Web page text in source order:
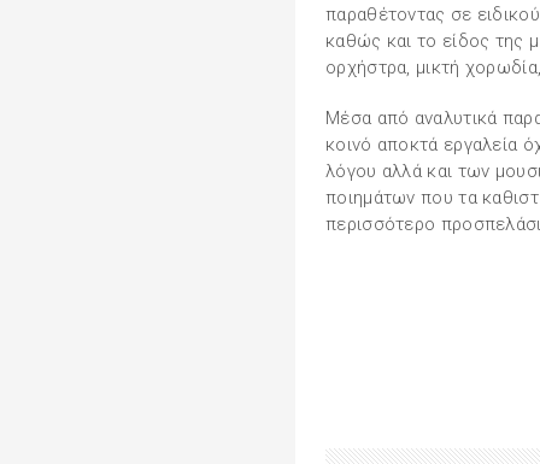
παραθέτοντας σε
καθώς και το είδος της
ορχήστρα, μικτή
Μέσα από αναλυτικά
κοινό αποκτά εργαλεία
λόγου αλλά και των
ποιημάτων που τα
περισσότερο